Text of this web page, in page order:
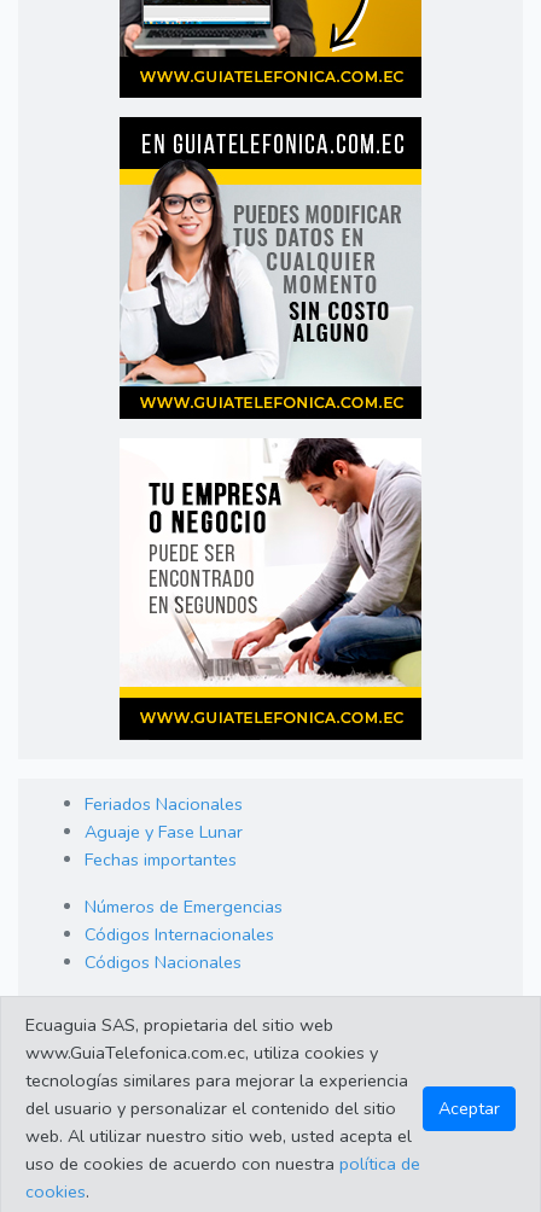
Feriados Nacionales
Aguaje y Fase Lunar
Fechas importantes
Números de Emergencias
Códigos Internacionales
Códigos Nacionales
Cambio de Divisas
Enlaces de interes
©2023 Guiatelefonica.com.ec una empresa 100% ecuatoriana.
Apoya lo nuestro!. Todos los derechos reservados |
Ecuaguia SAS, propietaria del sitio web
www.GuiaTelefonica.com.ec, utiliza cookies y
tecnologías similares para mejorar la experiencia
del usuario y personalizar el contenido del sitio
web. Al utilizar nuestro sitio web, usted acepta el
uso de cookies de acuerdo con nuestra política de
cookies.
Aceptar